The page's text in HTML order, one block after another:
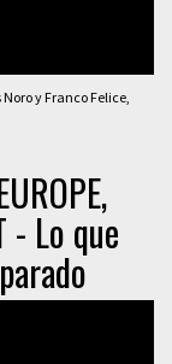
y Franco Felice,
- Lo que